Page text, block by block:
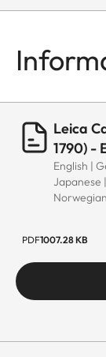
Leica
1790) -
English |
Japanese
PDF1007.28 KB